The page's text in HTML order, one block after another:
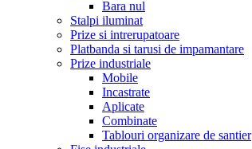
Bara nul
Stalpi iluminat
Prize si intrerupatoare
Platbanda si tarusi de impamantare
Prize industriale
Mobile
Incastrate
Aplicate
Combinate
Tablouri organizare de santier